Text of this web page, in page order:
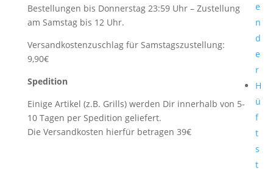
e
n
d
e
r
H
ü
f
t
s
t
Bestellungen bis Donnerstag 23:59 Uhr – Zustellung
am Samstag bis 12 Uhr.
Versandkostenzuschlag für Samstagszustellung:
9,90€
Spedition
Einige Artikel (z.B. Grills) werden Dir innerhalb von 5-
10 Tagen per Spedition geliefert.
Die Versandkosten hierfür betragen 39€